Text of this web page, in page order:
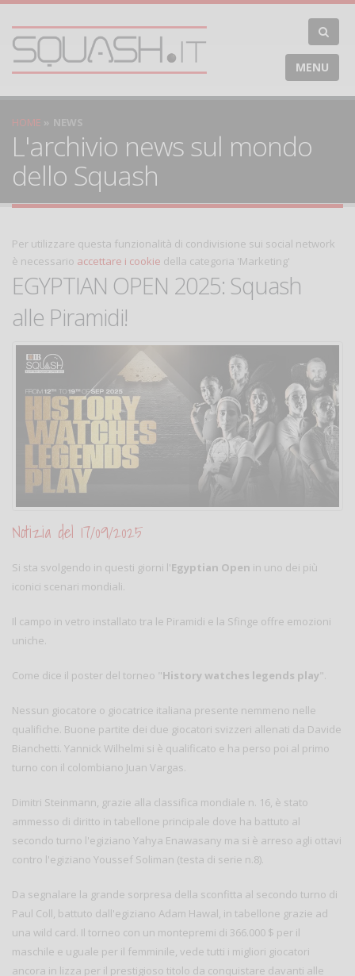
MENU
HOME NEWS
L'archivio news sul mondo
dello Squash
Per utilizzare questa funzionalità di condivisione sui social network
è necessario accettare i cookie della categoria 'Marketing'
EGYPTIAN OPEN 2025: Squash
alle Piramidi!
Notizia del 17/09/2025
Si sta svolgendo in questi giorni l'Egyptian Open in uno dei più
iconici scenari mondiali.
Il campo in vetro installato tra le Piramidi e la Sfinge offre emozioni
uniche.
Come dice il poster del torneo "History watches legends play ".
Nessun giocatore o giocatrice italiana presente nemmeno nelle
qualifiche. Buone partite dei due giocatori svizzeri allenati da Davide
Bianchetti. Yannick Wilhelmi si è qualificato e ha perso poi al primo
turno con il colombiano Juan Vargas.
Dimitri Steinmann, grazie alla classifica mondiale n. 16, è stato
ammesso di diritto in tabellone principale dove ha battuto al
secondo turno l'egiziano Yahya Enawasany ma si è arreso agli ottavi
contro l'egiziano Youssef Soliman (testa di serie n.8).
Da segnalare la grande sorpresa della sconfitta al secondo turno di
Paul Coll, battuto dall'egiziano Adam Hawal, in tabellone grazie ad
una wild card. Il torneo con un montepremi di 366.000 $ per il
maschile e uguale per il femminile, vede tutti i migliori giocatori
ancora in lizza per il prestigioso titolo da conquistare davanti alle